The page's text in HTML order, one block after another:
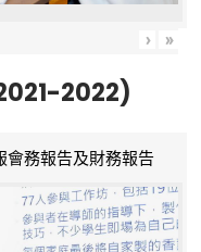
› »
2022)
會務報告及財務報告